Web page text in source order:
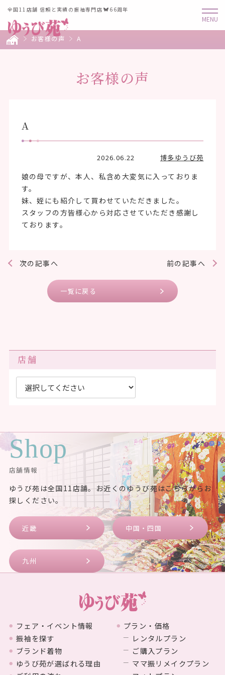
全国11店舗 信頼と実績の振袖専門店 66周年
お客様の声 A
お客様の声
A
2026.06.22 博多ゆうび苑
娘の母ですが、本人、私含め大変気に入っておりま
す。
妹、姪にも紹介して買わせていただきました。
スタッフの方皆様心から対応させていただき感謝し
ております。
前の記事へ
次の記事へ
一覧に戻る
店舗
Shop
店舗情報
ゆうび苑は全国11店舗。お近くのゆうび苑はこちらからお
探しください。
近畿 中国・四国
九州
フェア・イベント情報
振袖を探す
ブランド着物
ゆうび苑が選ばれる理由
プラン・価格
レンタルプラン
ご購入プラン
ママ振リメイクプラン